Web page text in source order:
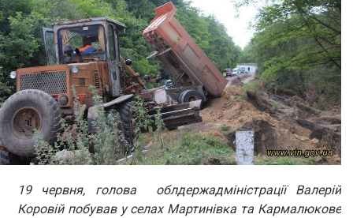
19 червня, голова облдержадміністрації Валерій
Коровій побував у селах Мартинівка та Кармалюкове